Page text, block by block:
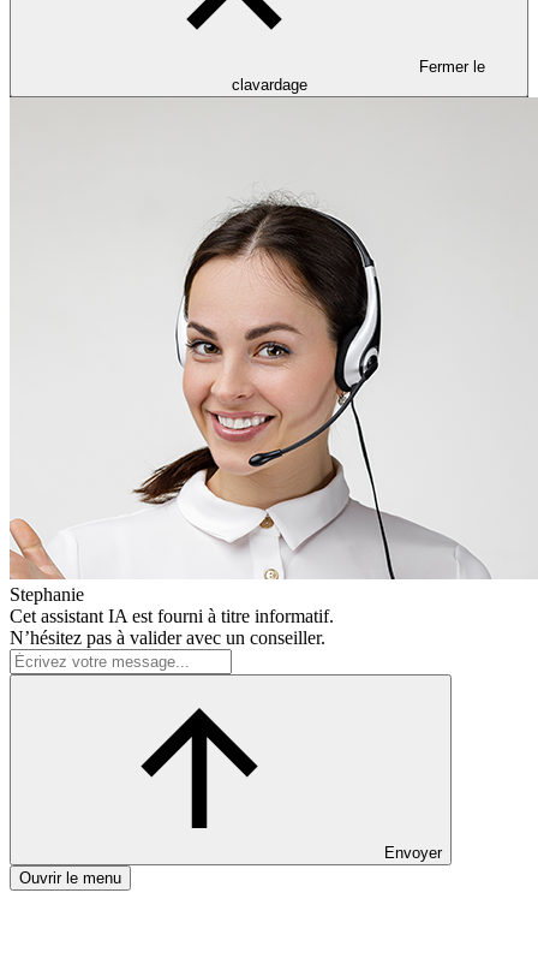
Fermer le
clavardage
Stephanie
Cet assistant IA est fourni à titre informatif.
N’hésitez pas à valider avec un conseiller.
Envoyer
Ouvrir le menu